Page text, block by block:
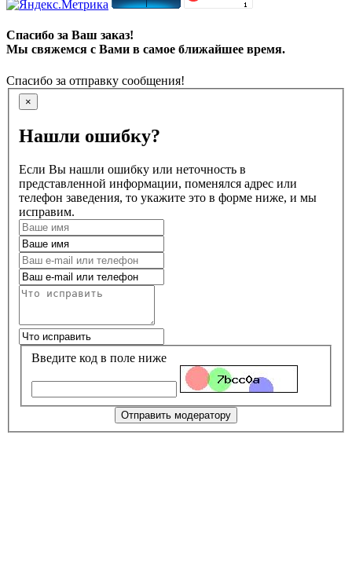
Спасибо за Ваш заказ!
Мы свяжемся с Вами в самое ближайшее время.
Спасибо за отправку сообщения!
×
Нашли ошибку?
Если Вы нашли ошибку или неточность в
представленной информации, поменялся адрес или
телефон заведения, то укажите это в форме ниже, и мы
исправим.
Введите код в поле ниже
Отправить модератору